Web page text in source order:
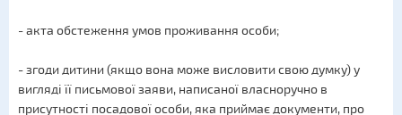
- акта обстеження умов проживання особи;
- згоди дитини (якщо вона може висловити свою думку) у
вигляді її письмової заяви, написаної власноручно в
присутності посадової особи, яка приймає документи, про